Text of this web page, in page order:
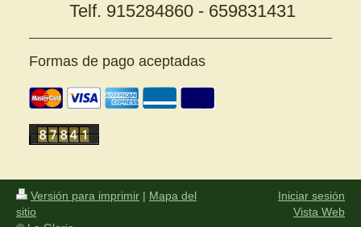
Telf. 915284860 - 659831431
Formas de pago aceptadas
Versión para imprimir | Mapa del
sitio
Iniciar sesión
Vista Web